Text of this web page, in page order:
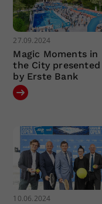
27.09.2024
Magic Moments in
the City presented
by Erste Bank
10.06.2024